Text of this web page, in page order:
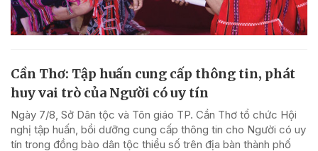
Cần Thơ: Tập huấn cung cấp thông tin, phát
huy vai trò của Người có uy tín
Ngày 7/8, Sở Dân tộc và Tôn giáo TP. Cần Thơ tổ chức Hội
nghị tập huấn, bồi dưỡng cung cấp thông tin cho Người có uy
tín trong đồng bào dân tộc thiểu số trên địa bàn thành phố